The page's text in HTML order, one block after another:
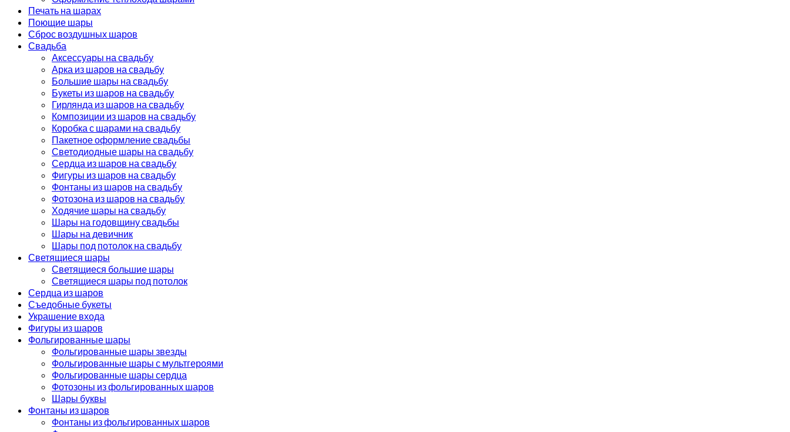
Печать на шарах
Поющие шары
Сброс воздушных шаров
Свадьба
Аксессуары на свадьбу
Арка из шаров на свадьбу
Большие шары на свадьбу
Букеты из шаров на свадьбу
Гирлянда из шаров на свадьбу
Композиции из шаров на свадьбу
Коробка с шарами на свадьбу
Пакетное оформление свадьбы
Светодиодные шары на свадьбу
Сердца из шаров на свадьбу
Фигуры из шаров на свадьбу
Фонтаны из шаров на свадьбу
Фотозона из шаров на свадьбу
Ходячие шары на свадьбу
Шары на годовщину свадьбы
Шары на девичник
Шары под потолок на свадьбу
Светящиеся шары
Светящиеся большие шары
Светящиеся шары под потолок
Сердца из шаров
Съедобные букеты
Украшение входа
Фигуры из шаров
Фольгированные шары
Фольгированные шары звезды
Фольгированные шары с мультгероями
Фольгированные шары сердца
Фотозоны из фольгированных шаров
Шары буквы
Фонтаны из шаров
Фонтаны из фольгированных шаров